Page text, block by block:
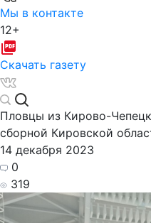
Мы в контакте
12+
Скачать газету
Пловцы из Кирово-
сборной Кировской
14 декабря 2023
0
319